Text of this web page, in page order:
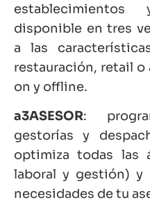
disponible en tres
a las
restauración, retail
on y offline.
a3ASESOR:
gestorías y
optimiza todas las
laboral y gestión) y
necesidades de tu